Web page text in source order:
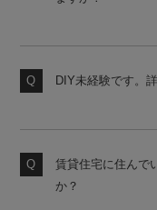
ください。
DIY未経験です。
壁紙の貼り方はこ
賃貸住宅に住んで
か？